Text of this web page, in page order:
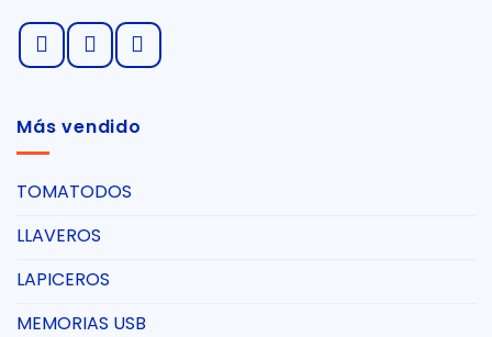
Más vendido
TOMATODOS
LLAVEROS
LAPICEROS
MEMORIAS USB